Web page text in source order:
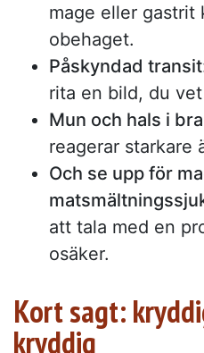
mage eller gastrit
obehaget.
Påskyndad transit
rita en bild, du
Mun och hals i
reagerar starkare
Och se upp för
att tala med en
osäker.
Kort sagt:
kryddig